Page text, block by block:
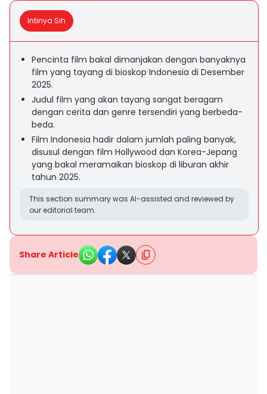
Intinya Sih
Pencinta film bakal dimanjakan dengan banyaknya
film yang tayang di bioskop Indonesia di Desember
2025.
Judul film yang akan tayang sangat beragam
dengan cerita dan genre tersendiri yang berbeda-
beda.
Film Indonesia hadir dalam jumlah paling banyak,
disusul dengan film Hollywood dan Korea-Jepang
yang bakal meramaikan bioskop di liburan akhir
tahun 2025.
This section summary was AI-assisted and reviewed by
our editorial team.
Share Article